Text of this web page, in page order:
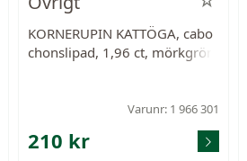
KORNERUPIN KATTÖGA, cabo
chonslipad, 1,96 ct, mörkgrön,
Varunr: 1 966 301
210 kr